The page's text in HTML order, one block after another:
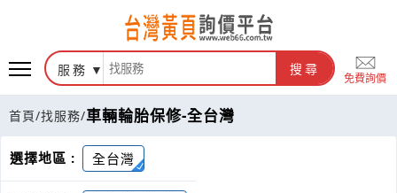
服務 搜尋
免費詢價
首頁/找服務/車輛輪胎保修-全台灣
選擇地區 : 全台灣